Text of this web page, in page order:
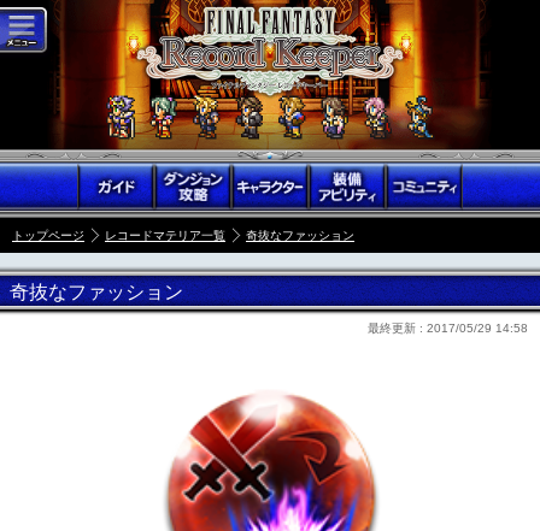
トップページ レコードマテリア一覧 奇抜なファッション
奇抜なファッション
最終更新 : 2017/05/29 14:58